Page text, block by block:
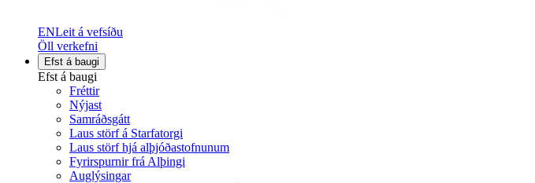
ENLeit á vefsíðu
Öll verkefni
Efst á baugi
Efst á baugi
Fréttir
Nýjast
Samráðsgátt
Laus störf á Starfatorgi
Laus störf hjá alþjóðastofnunum
Fyrirspurnir frá Alþingi
Auglýsingar